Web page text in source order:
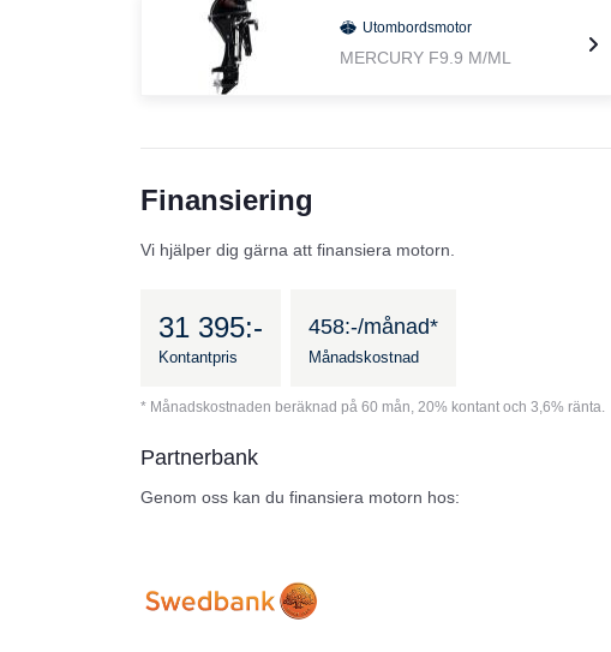
Utombordsmotor
MERCURY F9.9 M/ML
Finansiering
Vi hjälper dig gärna att finansiera motorn.
31 395:-
Kontantpris
458:-/månad*
Månadskostnad
* Månadskostnaden beräknad på 60 mån, 20% kontant och 3,6% ränta.
Partnerbank
Genom oss kan du finansiera motorn hos: